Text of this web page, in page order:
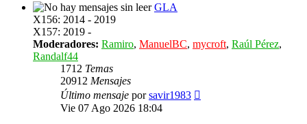
GLA
X156: 2014 - 2019
X157: 2019 -
Moderadores: Ramiro, ManuelBC, mycroft, Raúl Pérez,
Randalf44
1712 Temas
20912 Mensajes
Último mensaje porsavir1983
Vie 07 Ago 2026 18:04